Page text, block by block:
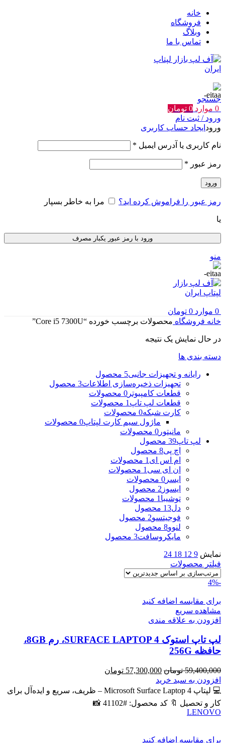
خانه
فروشگاه
وبلاگ
تماس با ما
جستجو
0 موارد 0 تومان
ورود / ثبت نام
ورود ایجاد حساب کاربری
نام کاربری یا آدرس ایمیل *
رمز عبور *
ورود
رمز عبور را فراموش کرده اید؟ مرا به خاطر بسپار
یا
ورود با رمز عبور یکبار مصرف
منو
0 موارد 0 تومان
خانه فروشگاه محصولات برچسب خورده “Core i5 7300U”
در حال نمایش یک نتیجه
دسته بندی ها
رایانه و تجهیزات جانبی5 محصول
تجهیزات ذخیره‌سازی اطلاعات3 محصول
قطعات کامپیوتر 0 محصولات
قطعات لپ تاپ 1 محصولات
کارت شبکه0 محصولات
ماژول سیم کارت لپتاپ0 محصولات
مانیتور 0 محصولات
لپ تاپ39 محصول
اچ پی8 محصول
ام اس ای 1 محصولات
ان ای سی 1 محصولات
ایسر 0 محصولات
ایسوز 2 محصول
توشیبا 1 محصولات
دل13 محصول
فوجیتسو2 محصول
لنوو8 محصول
مایکروسافت3 محصول
نمایش 9
12
18
24
فیلتر محصولات
-4%
برای مقایسه اضافه کنید
مشاهده سریع
افزودن به علاقه مندی
لپ تاپ استوک SURFACE LAPTOP 4، رم 8GB،
حافظه 256G
59,400,000 تومان قیمت
اصلی
59,400,000 تومان
57,300,000 تومان
57,300,000 تومان
است.
افزودن به سبد خرید
💻 لپتاپ Microsoft Surface Laptop 4 – ظریف، سریع و ایده‌آل برای
کار و تحصیل 🔖 کد محصول: #41102 📸
LENOVO
برای مقایسه اضافه کنید